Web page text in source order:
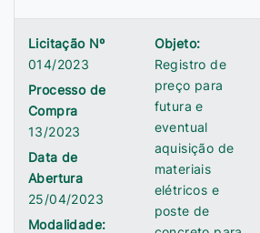
Licitação Nº
014/2023
Processo de
Compra
13/2023
Data de
Abertura
25/04/2023
Modalidade:
Objeto:
Registro de
preço para
futura e
eventual
aquisição de
materiais
elétricos e
poste de